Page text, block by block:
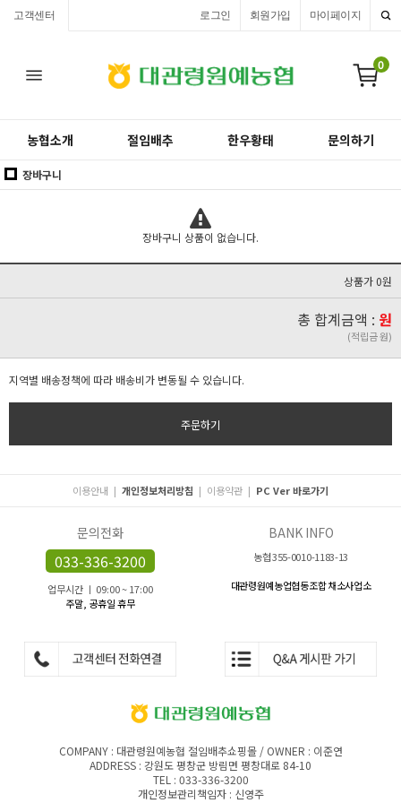
고객센터 마이페이지
회원가입
로그인
0
농협소개 절임배추 한우황태 문의하기
장바구니
장바구니 상품이 없습니다.
상품가 0원
총 합계금액 : 원
(적립금 원)
지역별 배송정책에 따라 배송비가 변동될 수 있습니다.
주문하기
이용안내 | 개인정보처리방침 | 이용약관 | PC Ver 바로가기
문의전화
033-336-3200
업무시간 ㅣ 09:00 ~ 17:00
주말, 공휴일 휴무
BANK INFO
농협 355-0010-1183-13
대관령원예농업협동조합 채소사업소
COMPANY : 대관령원예농협 절임배추쇼핑몰 / OWNER : 이준연
ADDRESS : 강원도 평창군 방림면 평창대로 84-10
TEL : 033-336-3200
개인정보관리책임자 : 신영주